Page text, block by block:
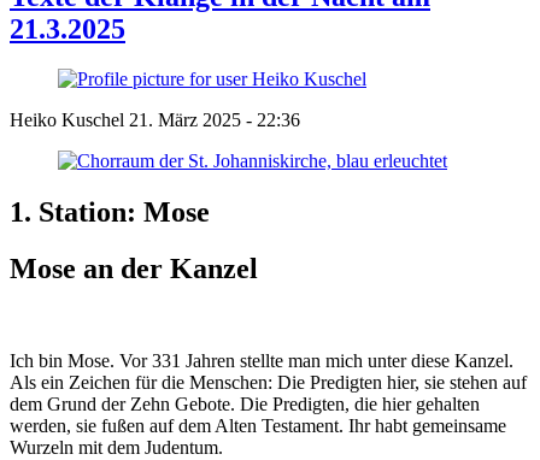
21.3.2025
Heiko Kuschel 21. März 2025 - 22:36
1. Station: Mose
Mose an der Kanzel
Ich bin Mose. Vor 331 Jahren stellte man mich unter diese Kanzel.
Als ein Zeichen für die Menschen: Die Predigten hier, sie stehen auf
dem Grund der Zehn Gebote. Die Predigten, die hier gehalten
werden, sie fußen auf dem Alten Testament. Ihr habt gemeinsame
Wurzeln mit dem Judentum.